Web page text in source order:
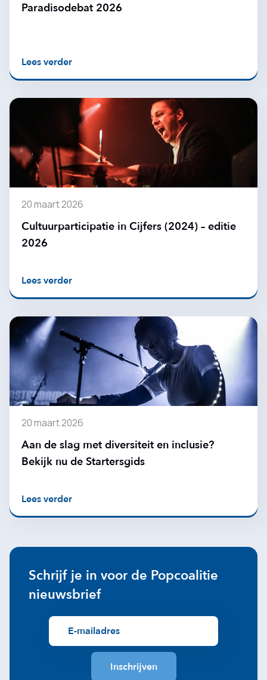
Paradisodebat 2026
Lees verder
20 maart 2026
Cultuurparticipatie in Cijfers (2024) – editie
2026
Lees verder
20 maart 2026
Aan de slag met diversiteit en inclusie?
Bekijk nu de Startersgids
Lees verder
Schrijf je in voor de Popcoalitie
nieuwsbrief